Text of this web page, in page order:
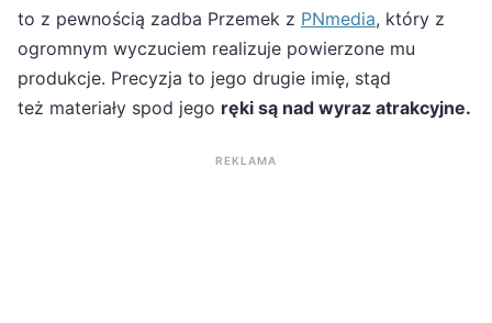
to z pewnością zadba Przemek z PNmedia, który z
ogromnym wyczuciem realizuje powierzone mu
produkcje. Precyzja to jego drugie imię, stąd
też materiały spod jego ręki są nad wyraz atrakcyjne.
REKLAMA